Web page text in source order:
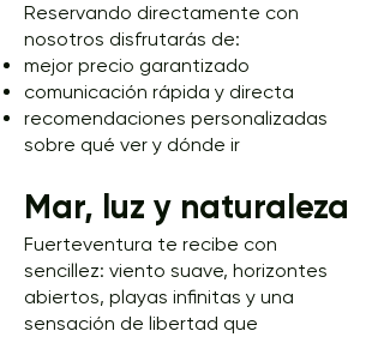
Reservando directamente con
nosotros disfrutarás de:
mejor precio garantizado
comunicación rápida y directa
recomendaciones personalizadas
sobre qué ver y dónde ir
Mar, luz y naturaleza
Fuerteventura te recibe con
sencillez: viento suave, horizontes
abiertos, playas infinitas y una
sensación de libertad que